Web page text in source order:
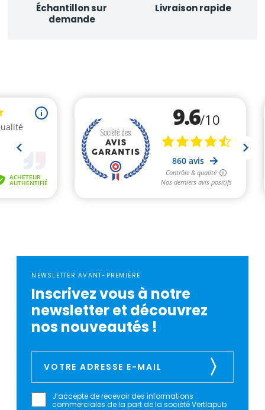
Échantillon sur
demande
Livraison rapide
NEWSLETTER AVANT-PREMIÈRE
Inscrivez vous à notre
newsletter et découvrez
nos nouveautés !
J’accepte de recevoir des informations
commerciales de la part de la société Vertlapub